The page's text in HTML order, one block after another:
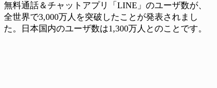
無料通話＆チャットアプリ「LINE」のユーザ数が、
全世界で3,000万人を突破したことが発表されまし
た。日本国内のユーザ数は1,300万人とのことです。